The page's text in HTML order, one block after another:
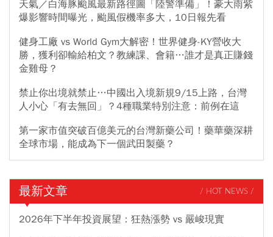
天氣／白海豚颱風最新路徑圖「陸警準備」！豪大雨紫
爆影響時間曝光，颱風假機率多大，10日報先看
健身工廠 vs World Gym大解密！世界健身-KY營收大
勝，獲利卻輸給柏文？教練課、會籍…誰才是真正賺錢
金雞母？
禁止你出境就禁止…中國出入境新規9/15上路，台灣
人小心「有去無回」？4種職業特別注意：前例在這
第一家市值突破百億美元的台灣新藥公司！藥華藥深耕
全球市場，能成為下一個武田製藥？
最新文章 / HOT NEWS /
2026年下半年投資展望：狂熱漲勢 vs 嚴峻現實